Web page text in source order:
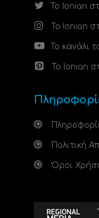
Το Ionian
Το Ionian
Το κανάλι
Το Ionian
Πολιτική
Όροι